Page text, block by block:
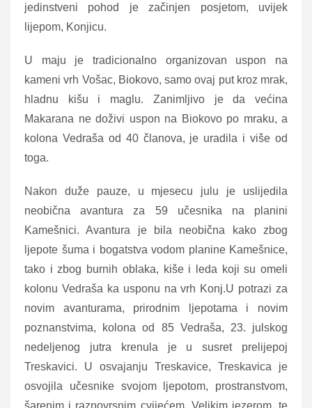
jedinstveni pohod je začinjen posjetom, uvijek
lijepom, Konjicu.
U maju je tradicionalno organizovan uspon na
kameni vrh Vošac, Biokovo, samo ovaj put kroz mrak,
hladnu kišu i maglu. Zanimljivo je da većina
Makarana ne doživi uspon na Biokovo po mraku, a
kolona Vedraša od 40 članova, je uradila i više od
toga.
Nakon duže pauze, u mjesecu julu je uslijedila
neobična avantura za 59 učesnika na planini
Kamešnici. Avantura je bila neobična kako zbog
ljepote šuma i bogatstva vodom planine Kamešnice,
tako i zbog burnih oblaka, kiše i leda koji su omeli
kolonu Vedraša ka usponu na vrh Konj.U potrazi za
novim avanturama, prirodnim ljepotama i novim
poznanstvima, kolona od 85 Vedraša, 23. julskog
nedeljenog jutra krenula je u susret prelijepoj
Treskavici. U osvajanju Treskavice, Treskavica je
osvojila učesnike svojom ljepotom, prostranstvom,
šarenim i raznovrsnim cvijećem, Velikim jezerom, te